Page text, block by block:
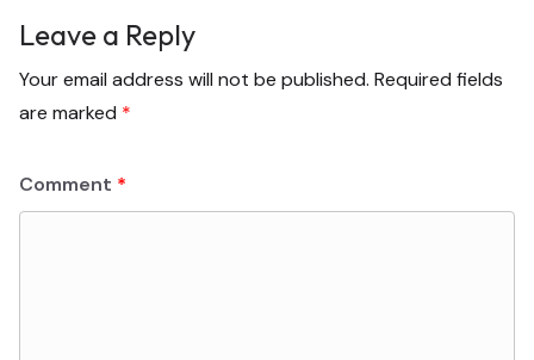
Leave a Reply
Your email address will not be published. Required fields
are marked *
Comment *